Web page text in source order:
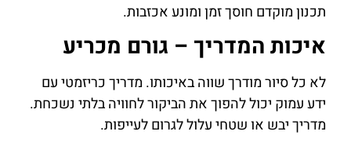
תכנון מוקדם חוסך זמן ומונע אכזבות.
איכות המדריך – גורם מכריע
לא כל סיור מודרך שווה באיכותו. מדריך כריזמטי עם
ידע עמוק יכול להפוך את הביקור לחוויה בלתי נשכחת.
מדריך יבש או שטחי עלול לגרום לעייפות.